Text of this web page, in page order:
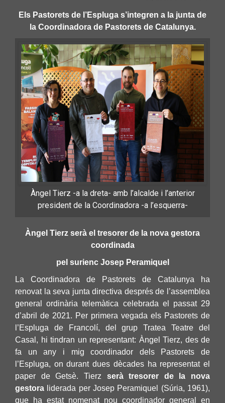
Els Pastorets de l’Espluga s’integren a la junta de
la Coordinadora de Pastorets de Catalunya.
Àngel Tierz -a la dreta- amb l’alcalde i l’anterior
president de la Coordinadora -a l’esquerra-
Àngel Tierz serà el tresorer de la nova gestora
coordinada
pel surienc Josep Peramiquel
La Coordinadora de Pastorets de Catalunya ha
renovat la seva junta directiva després de l’assemblea
general ordinària telemàtica celebrada el passat 29
d’abril de 2021. Per primera vegada els Pastorets de
l’Espluga de Francolí, del grup Tratea Teatre del
Casal, hi tindran un representant: Àngel Tierz, des de
fa un any i mig coordinador dels Pastorets de
l’Espluga, on durant dues dècades ha representat el
paper de Getsè. Tierz serà tresorer de la nova
gestora liderada per Josep Peramiquel (Súria, 1961),
que ha estat nomenat nou coordinador general en